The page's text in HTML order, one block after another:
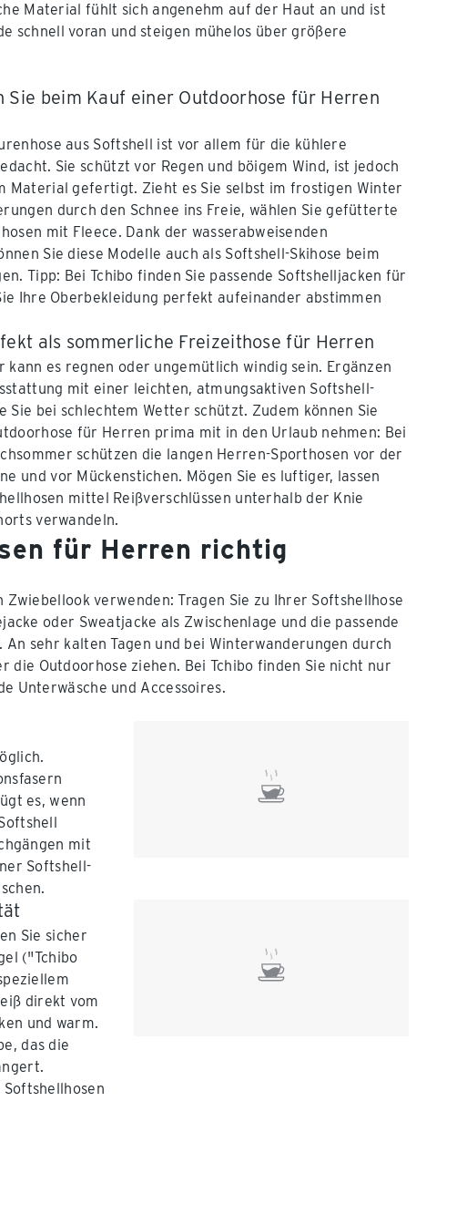
Material fühlt sich angenehm auf der Haut an und ist
schnell voran und steigen mühelos über größere
Sie beim Kauf einer Outdoorhose für Herren
aus Softshell ist vor allem für die kühlere
Sie schützt vor Regen und böigem Wind, ist jedoch
Material gefertigt. Zieht es Sie selbst im frostigen Winter
durch den Schnee ins Freie, wählen Sie gefütterte
mit Fleece. Dank der wasserabweisenden
Sie diese Modelle auch als Softshell-Skihose beim
Tipp: Bei Tchibo finden Sie passende Softshelljacken für
Ihre Oberbekleidung perfekt aufeinander abstimmen
als sommerliche Freizeithose für Herren
kann es regnen oder ungemütlich windig sein. Ergänzen
mit einer leichten, atmungsaktiven Softshell-
Sie bei schlechtem Wetter schützt. Zudem können Sie
für Herren prima mit in den Urlaub nehmen: Bei
schützen die langen Herren-Sporthosen vor der
und vor Mückenstichen. Mögen Sie es luftiger, lassen
mittel Reißverschlüssen unterhalb der Knie
verwandeln.
für Herren richtig
verwenden: Tragen Sie zu Ihrer Softshellhose
oder Sweatjacke als Zwischenlage und die passende
sehr kalten Tagen und bei Winterwanderungen durch
die Outdoorhose ziehen. Bei Tchibo finden Sie nicht nur
Unterwäsche und Accessoires.
es, wenn
mit
Softshell-
Sie sicher
("Tchibo
direkt vom
und warm.
das die